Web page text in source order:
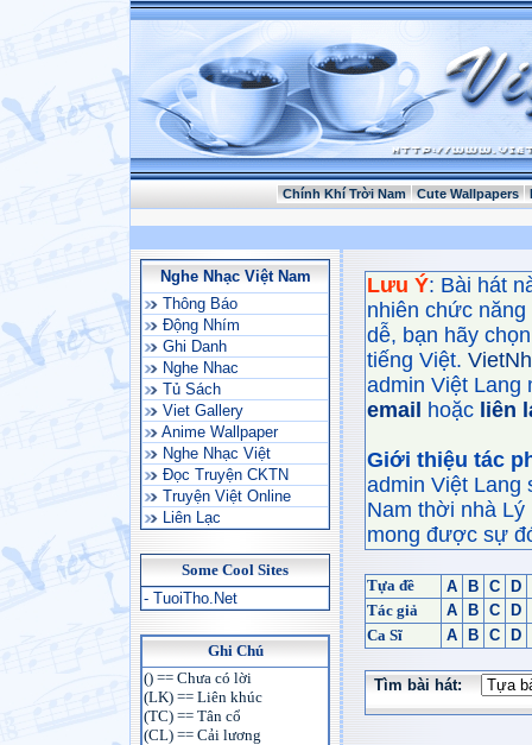
Chính Khí Trời Nam Cute Wallpapers
Nghe Nhạc Việt Nam
Thông Báo
Động Nhím
Ghi Danh
Nghe Nhac
Tủ Sách
Viet Gallery
Anime Wallpaper
Nghe Nhạc Việt
Đọc Truyện CKTN
Truyện Việt Online
Liên Lạc
Some Cool Sites
- TuoiTho.Net
Ghi Chú
() == Chưa có lời
(LK) == Liên khúc
(TC) == Tân cổ
(CL) == Cải lương
Lưu Ý: Bài hát
nhiên chức
dễ, bạn hãy
tiếng Việt.
admin Việt Lang
email
hoặc liên
Giới thiệu tác
admin Việt Lang
Nam thời nhà
mong được sự
Tựa đề A B C
D
Tác giả
A B C
D
Ca Sĩ
A B C D
Tìm bài hát: